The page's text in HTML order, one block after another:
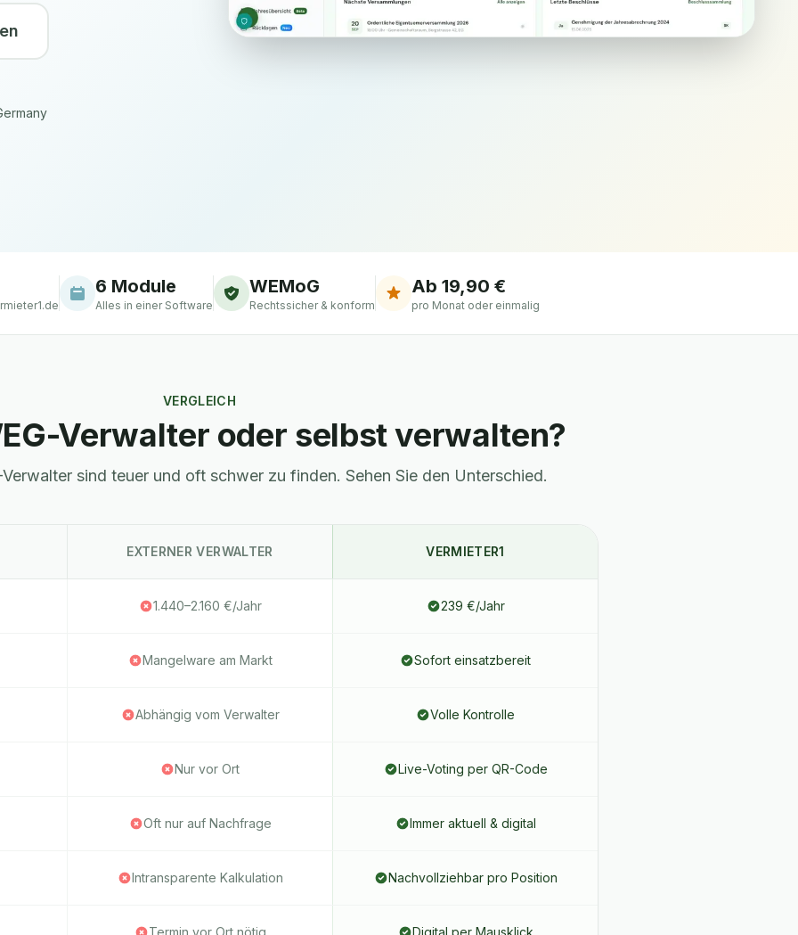
6 Module
Alles in einer Software
WEMoG
Rechtssicher & konform
Ab 19,90 €
pro Monat oder einmalig
VERGLEICH
Verwalter oder selbst verwalten?
sind teuer und oft schwer zu finden. Sehen Sie den Unterschied.
EXTERNER VERWALTER VERMIETER1
1.440–2.160 €/Jahr 239 €/Jahr
Mangelware am Markt Sofort einsatzbereit
Abhängig vom Verwalter Volle Kontrolle
Nur vor Ort Live-Voting per QR-Code
Oft nur auf Nachfrage Immer aktuell & digital
Intransparente Kalkulation Nachvollziehbar pro Position
Termin vor Ort nötig Digital per Mausklick